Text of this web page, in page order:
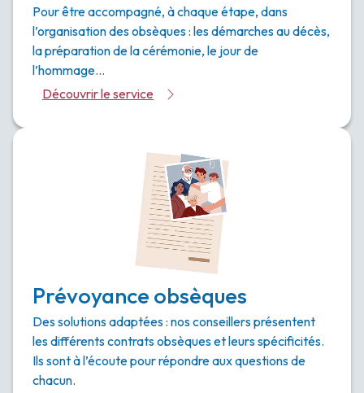
Pour être accompagné, à chaque étape, dans
l’organisation des obsèques : les démarches au décès,
la préparation de la cérémonie, le jour de
l’hommage…
Découvrir le service
Prévoyance obsèques
Des solutions adaptées : nos conseillers présentent
les différents contrats obsèques et leurs spécificités.
Ils sont à l’écoute pour répondre aux questions de
chacun.